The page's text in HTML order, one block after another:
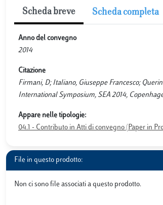
Scheda breve Scheda completa
Anno del convegno
2014
Citazione
Firmani, D; Italiano, Giuseppe Francesco;
International Symposium, SEA 2014,
Appare nelle tipologie:
04.1 - Contributo in Atti di convegno (Paper in
File in questo prodotto:
Non ci sono file associati a questo prodotto.